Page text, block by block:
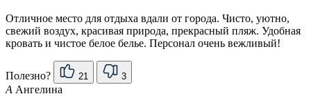
Отличное место для отдыха вдали от города. Чисто, уютно,
свежий воздух, красивая природа, прекрасный пляж. Удобная
кровать и чистое белое белье. Персонал очень вежливый!
Полезно? 21 3
А Ангелина